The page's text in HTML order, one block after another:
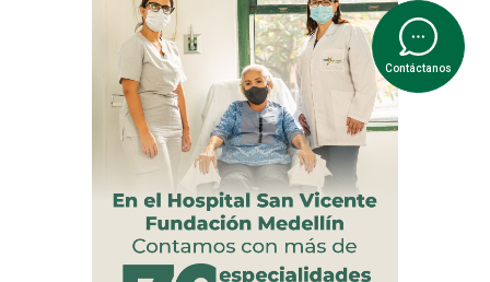
Contáctanos